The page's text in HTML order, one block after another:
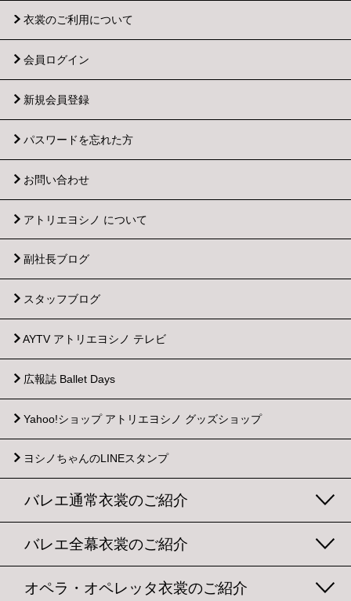
衣裳のご利用について
会員ログイン
新規会員登録
パスワードを忘れた方
お問い合わせ
アトリエヨシノ について
副社長ブログ
スタッフブログ
AYTV アトリエヨシノ テレビ
広報誌 Ballet Days
Yahoo!ショップ アトリエヨシノ グッズショップ
ヨシノちゃんのLINEスタンプ
バレエ通常衣裳のご紹介
バレエ全幕衣裳のご紹介
オペラ・オペレッタ衣裳のご紹介